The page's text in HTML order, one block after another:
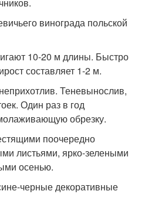
винограда польской
10-20 м длины. Быстро
составляет 1-2 м.
Теневынослив,
Один раз в год
обрезку.
поочередно
листьями, ярко-зелеными
осенью.
черные декоративные